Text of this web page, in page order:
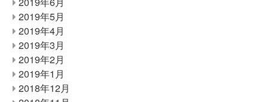
2019年5月
2019年4月
2019年3月
2019年2月
2019年1月
2018年12月